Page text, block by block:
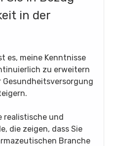
in der
es, meine Kenntnisse
zu erweitern
realistische und
die zeigen, dass Sie
Branche